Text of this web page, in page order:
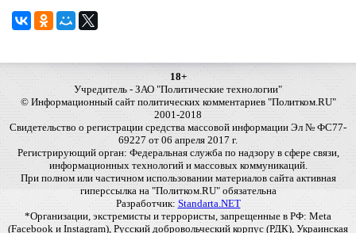
18+
Учредитель - ЗАО "Политические технологии"
© Информационный сайт политических комментариев "Политком.RU"
2001-2018
Свидетельство о регистрации средства массовой информации Эл № ФС77-
69227 от 06 апреля 2017 г.
Регистрирующий орган: Федеральная служба по надзору в сфере связи,
информационных технологий и массовых коммуникаций.
При полном или частичном использовании материалов сайта активная
гиперссылка на "Политком.RU" обязательна
Разработчик: Standarta.NET
*Организации, экстремисты и террористы, запрещенные в РФ: Meta
(Facebook и Instagram), Русский добровольческий корпус (РДК), Украинская